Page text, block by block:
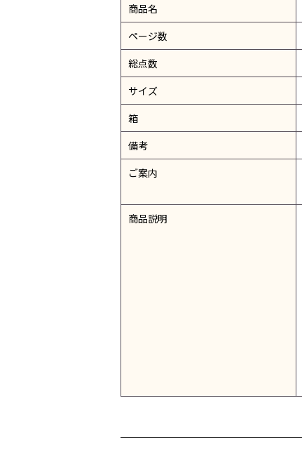
商品名
ページ数
総点数
サイズ
箱
備考
ご案内
商品説明